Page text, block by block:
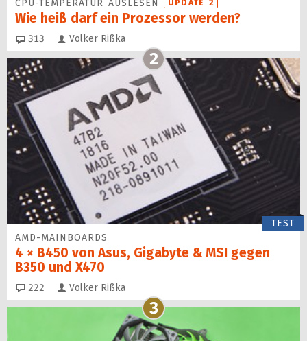
CPU-TEMPERATUR AUSLESEN
UPDATE 2
Wie heiß darf ein Prozessor werden?
313 Kommentare
Volker Rißka
2
TEST
AMD-MAINBOARDS
4 × B450 von Asus, Gigabyte & MSI gegen
B350 und X470
222 Kommentare
Volker Rißka
3